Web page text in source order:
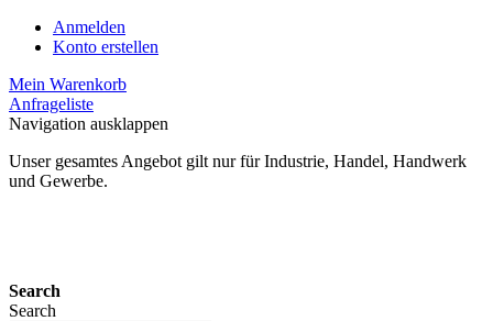
Anmelden
Konto erstellen
Mein Warenkorb
Anfrageliste
Navigation ausklappen
Unser gesamtes Angebot gilt nur für Industrie, Handel, Handwerk
und Gewerbe.
Search
Search